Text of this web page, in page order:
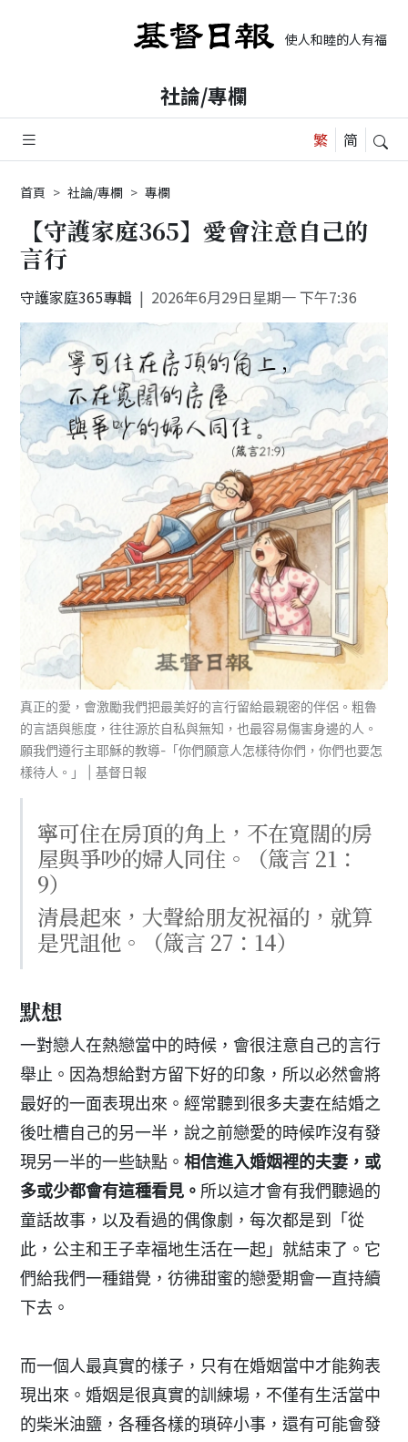
使人和睦的人有福了
社論/專欄
首頁 社論/專欄 專欄
【守護家庭365】愛會注意自己的
言行
守護家庭365專輯 2026年6月29日星期一 下午7:36
真正的愛，會激勵我們把最美好的言行留給最親密的伴侶。粗魯
的言語與態度，往往源於自私與無知，也最容易傷害身邊的人。
願我們遵行主耶穌的教導-「你們願意人怎樣待你們，你們也要怎
樣待人。」 | 基督日報
寧可住在房頂的角上，不在寬闊的房
屋與爭吵的婦人同住。（箴言 21：
9）
清晨起來，大聲給朋友祝福的，就算
是咒詛他。（箴言 27：14）
默想
一對戀人在熱戀當中的時候，會很注意自己的言行
舉止。因為想給對方留下好的印象，所以必然會將
最好的一面表現出來。經常聽到很多夫妻在結婚之
後吐槽自己的另一半，說之前戀愛的時候咋沒有發
現另一半的一些缺點。相信進入婚姻裡的夫妻，或
多或少都會有這種看見。 所以這才會有我們聽過的
童話故事，以及看過的偶像劇，每次都是到「從
此，公主和王子幸福地生活在一起」就結束了。它
們給我們一種錯覺，彷彿甜蜜的戀愛期會一直持續
下去。
而一個人最真實的樣子，只有在婚姻當中才能夠表
現出來。婚姻是很真實的訓練場，不僅有生活當中
的柴米油鹽，各種各樣的瑣碎小事，還有可能會發